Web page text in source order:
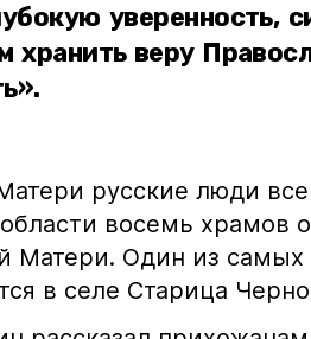
уверенность,
хранить веру
русские люди
восемь храмов
Матери. Один из самых
в селе Старица